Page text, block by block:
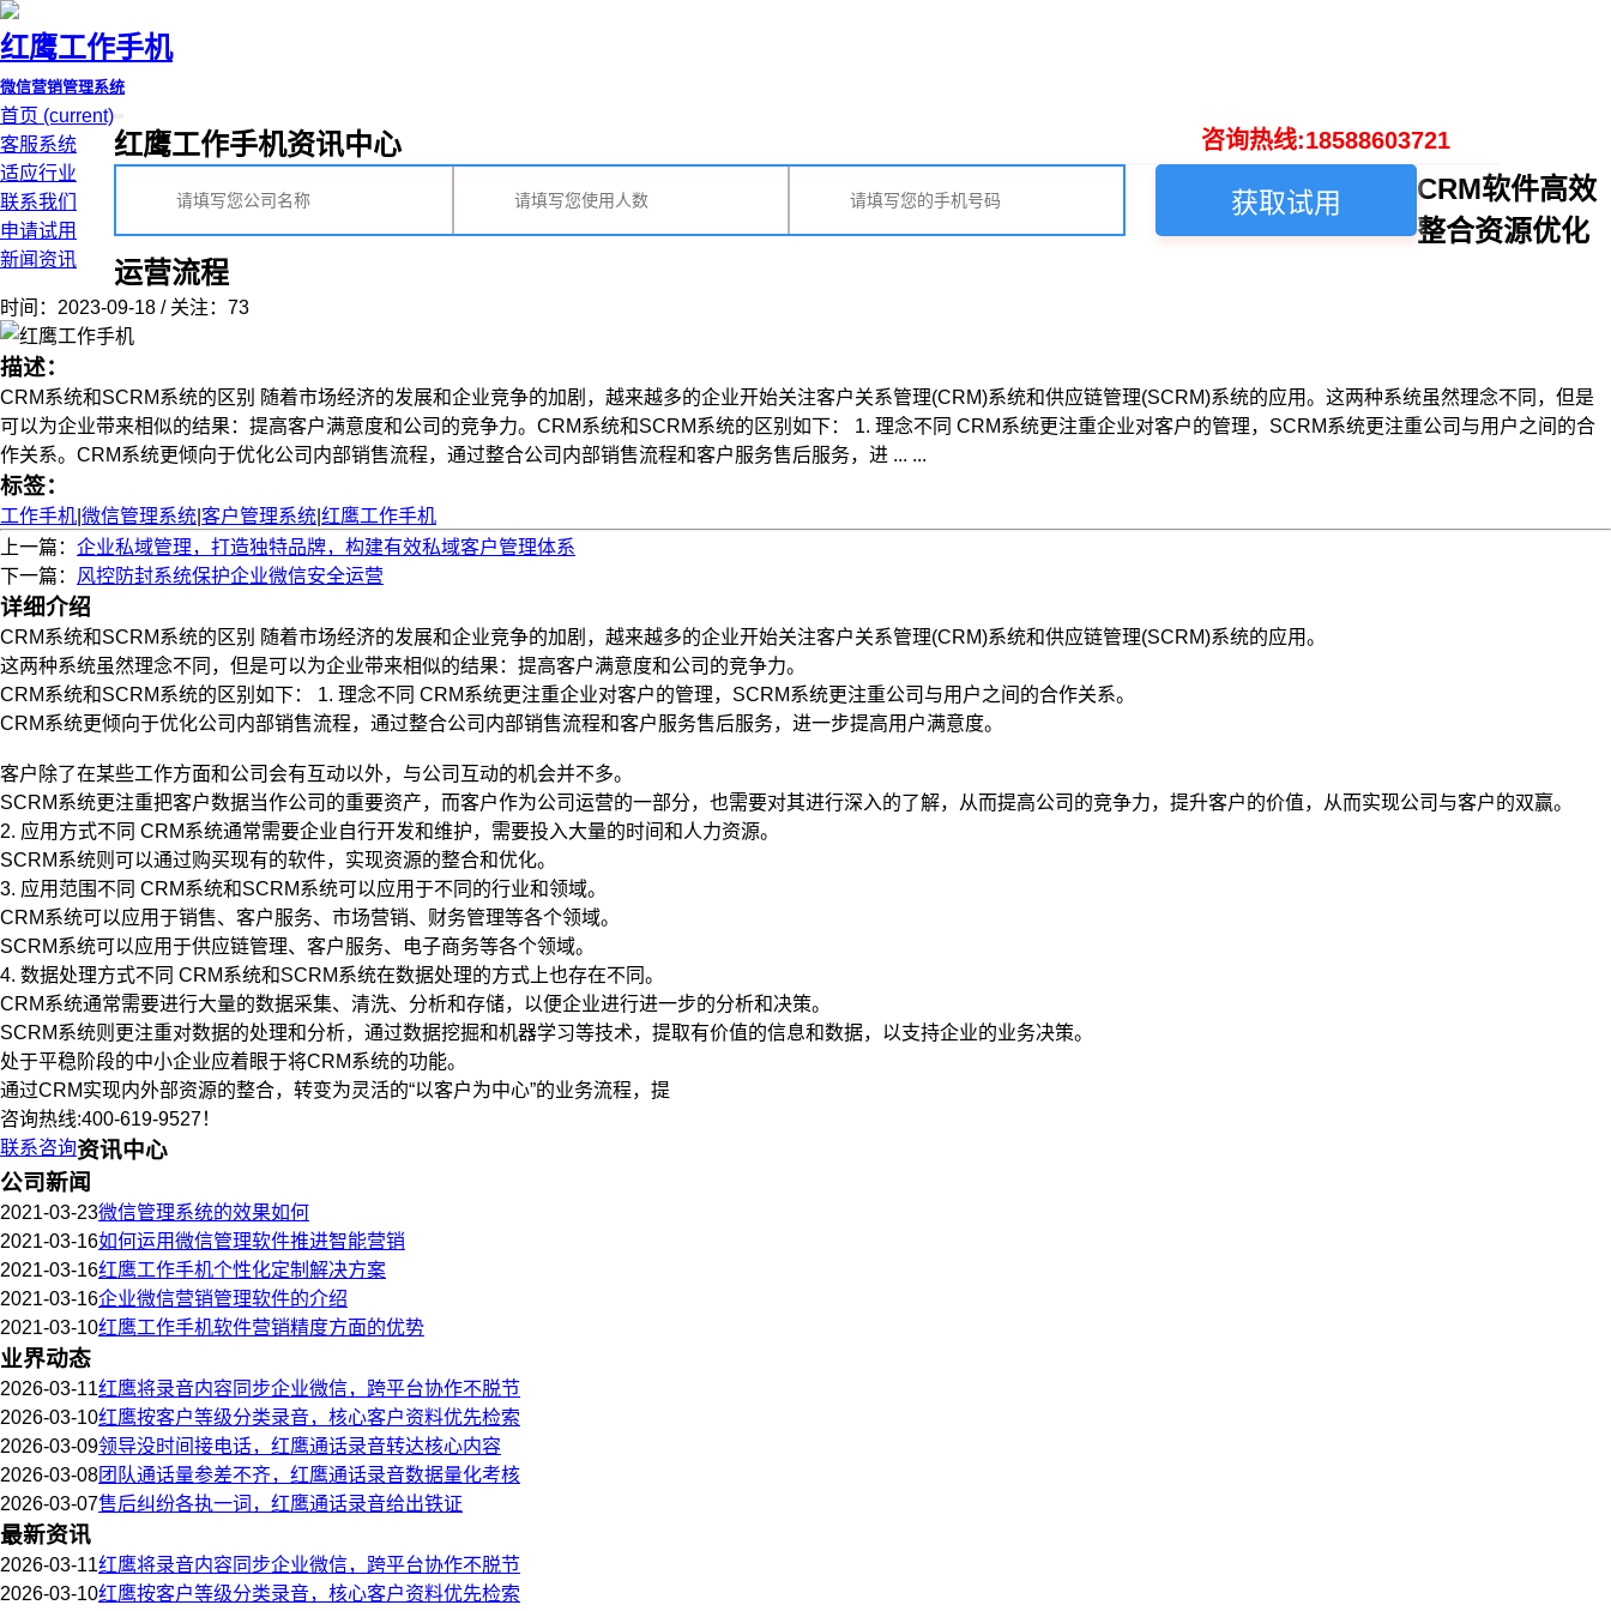
红鹰工作手机
微信营销管理系统
首页 (current)
客服系统
适应行业
联系我们
申请试用
新闻资讯
咨询热线:18588603721
红鹰工作手机资讯中心
获取试用
CRM软件高效
整合资源优化
运营流程
时间：2023-09-18 / 关注：73
描述：
CRM系统和SCRM系统的区别 随着市场经济的发展和企业竞争的加剧，越来越多的企业开始关注客户关系管理(CRM)系统和供应链管理(SCRM)系统的应用。这两种系统虽然理念不同，但是
可以为企业带来相似的结果：提高客户满意度和公司的竞争力。CRM系统和SCRM系统的区别如下： 1. 理念不同 CRM系统更注重企业对客户的管理，SCRM系统更注重公司与用户之间的合
作关系。CRM系统更倾向于优化公司内部销售流程，通过整合公司内部销售流程和客户服务售后服务，进 ... ...
标签：
工作手机 微信管理系统 客户管理系统 红鹰工作手机
上一篇： 企业私域管理，打造独特品牌，构建有效私域客户管理体系
下一篇： 风控防封系统保护企业微信安全运营
详细介绍
CRM系统和SCRM系统的区别 随着市场经济的发展和企业竞争的加剧，越来越多的企业开始关注客户关系管理(CRM)系统和供应链管理(SCRM)系统的应用。
这两种系统虽然理念不同，但是可以为企业带来相似的结果：提高客户满意度和公司的竞争力。
CRM系统和SCRM系统的区别如下： 1. 理念不同 CRM系统更注重企业对客户的管理，SCRM系统更注重公司与用户之间的合作关系。
CRM系统更倾向于优化公司内部销售流程，通过整合公司内部销售流程和客户服务售后服务，进一步提高用户满意度。
客户除了在某些工作方面和公司会有互动以外，与公司互动的机会并不多。
SCRM系统更注重把客户数据当作公司的重要资产，而客户作为公司运营的一部分，也需要对其进行深入的了解，从而提高公司的竞争力，提升客户的价值，从而实现公司与客户的双赢。
2. 应用方式不同 CRM系统通常需要企业自行开发和维护，需要投入大量的时间和人力资源。
SCRM系统则可以通过购买现有的软件，实现资源的整合和优化。
3. 应用范围不同 CRM系统和SCRM系统可以应用于不同的行业和领域。
CRM系统可以应用于销售、客户服务、市场营销、财务管理等各个领域。
SCRM系统可以应用于供应链管理、客户服务、电子商务等各个领域。
4. 数据处理方式不同 CRM系统和SCRM系统在数据处理的方式上也存在不同。
CRM系统通常需要进行大量的数据采集、清洗、分析和存储，以便企业进行进一步的分析和决策。
SCRM系统则更注重对数据的处理和分析，通过数据挖掘和机器学习等技术，提取有价值的信息和数据，以支持企业的业务决策。
处于平稳阶段的中小企业应着眼于将CRM系统的功能。
通过CRM实现内外部资源的整合，转变为灵活的“以客户为中心”的业务流程，提
咨询热线:400-619-9527！
联系咨询资讯中心
公司新闻
2021-03-23微信管理系统的效果如何
2021-03-16如何运用微信管理软件推进智能营销
2021-03-16红鹰工作手机个性化定制解决方案
2021-03-16企业微信营销管理软件的介绍
2021-03-10红鹰工作手机软件营销精度方面的优势
业界动态
2026-03-11红鹰将录音内容同步企业微信，跨平台协作不脱节
2026-03-10红鹰按客户等级分类录音，核心客户资料优先检索
2026-03-09领导没时间接电话，红鹰通话录音转达核心内容
2026-03-08团队通话量参差不齐，红鹰通话录音数据量化考核
2026-03-07售后纠纷各执一词，红鹰通话录音给出铁证
最新资讯
2026-03-11红鹰将录音内容同步企业微信，跨平台协作不脱节
2026-03-10红鹰按客户等级分类录音，核心客户资料优先检索